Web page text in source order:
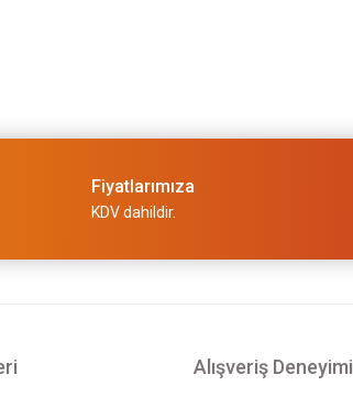
Fiyatlarımıza
KDV dahildir.
Alışveriş Deneyimi